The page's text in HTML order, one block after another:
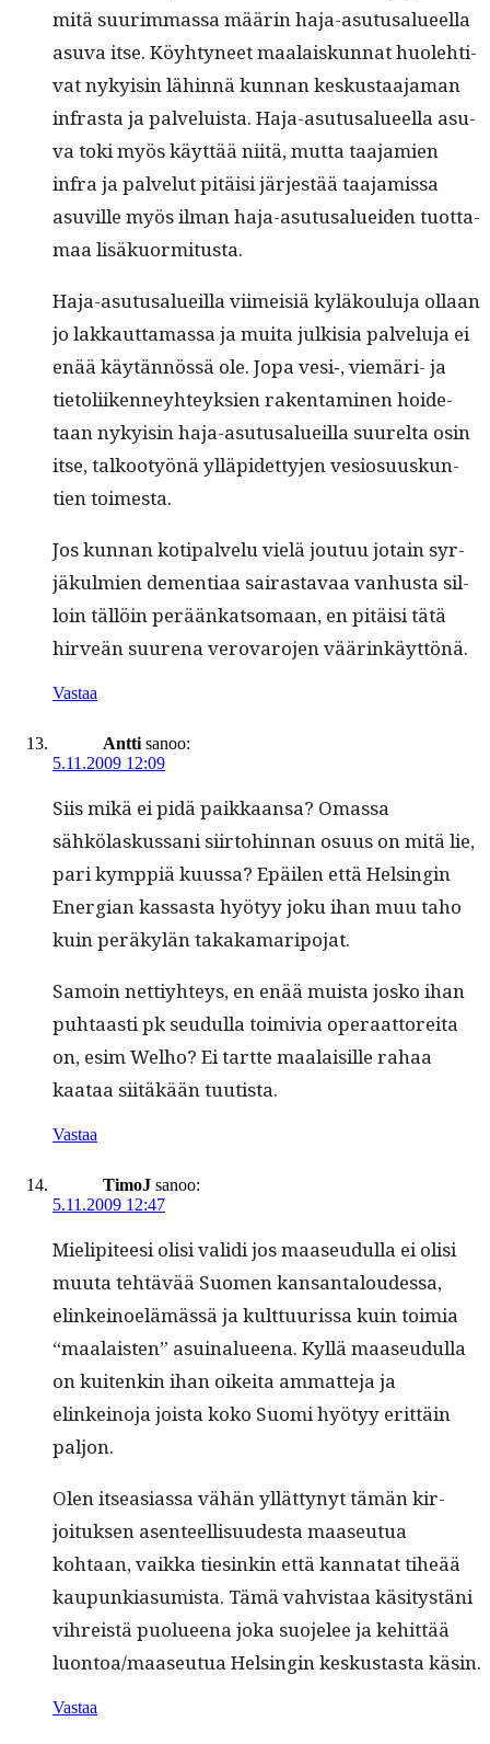
mitä suurim­mas­sa määrin haja-asu­tusalueel­la
asu­va itse. Köy­htyneet maalaiskun­nat huole­hti­
vat nyky­isin lähin­nä kun­nan keskus­taa­ja­man
infra­s­ta ja palveluista. Haja-asu­tusalueel­la asu­
va toki myös käyt­tää niitä, mut­ta taa­jamien
infra ja palve­lut pitäisi jär­jestää taa­jamis­sa
asuville myös ilman haja-asu­tusaluei­den tuot­ta­
maa lisäkuormitusta.
Haja-asu­tusalueil­la viimeisiä kyläk­oulu­ja ollaan
jo lakkaut­ta­mas­sa ja mui­ta julk­isia palvelu­ja ei
enää käytän­nössä ole. Jopa vesi‑, viemäri- ja
tietoli­iken­ney­hteyk­sien rak­en­t­a­mi­nen hoide­
taan nyky­isin haja-asu­tusalueil­la suurelta osin
itse, talkootyönä ylläpi­det­ty­jen vesio­su­uskun­
tien toimesta.
Jos kun­nan koti­palvelu vielä joutuu jotain syr­
jäkul­mien demen­ti­aa sairas­tavaa van­hus­ta sil­
loin täl­löin peräänkat­so­maan, en pitäisi tätä
hirveän suure­na verovaro­jen väärinkäyttönä.
Vastaa
Antti sanoo:
5.11.2009 12:09
Siis mikä ei pidä paikkaansa? Omas­sa
sähkölaskus­sani siir­to­hin­nan osu­us on mitä lie,
pari kymp­piä kuus­sa? Epäilen että Helsin­gin
Ener­gian kas­sas­ta hyö­tyy joku ihan muu taho
kuin peräkylän takakamaripojat.
Samoin net­tiy­hteys, en enää muista josko ihan
puh­taasti pk seudul­la toimivia oper­aat­tor­e­i­ta
on, esim Wel­ho? Ei tartte maalaisille rahaa
kaataa siitäkään tuutista.
Vastaa
TimoJ sanoo:
5.11.2009 12:47
Mielip­i­teesi olisi vali­di jos maaseudul­la ei olisi
muu­ta tehtävää Suomen kansan­taloudessa,
elinkei­noelämässä ja kult­tuuris­sa kuin toimia
“maalais­ten” asuinalueena. Kyl­lä maaseudul­la
on kuitenkin ihan oikei­ta ammat­te­ja ja
elinkeino­ja joista koko Suo­mi hyö­tyy erit­täin
paljon.
Olen itseasi­as­sa vähän yllät­tynyt tämän kir­
joituk­sen asen­teel­lisu­ud­es­ta maaseu­tua
kohtaan, vaik­ka tiesinkin että kan­natat tiheää
kaupunki­a­sum­ista. Tämä vahvis­taa käsi­tys­täni
vihreistä puolueena joka suo­jelee ja kehit­tää
luontoa/maaseutua Helsin­gin keskus­tas­ta käsin.
Vastaa